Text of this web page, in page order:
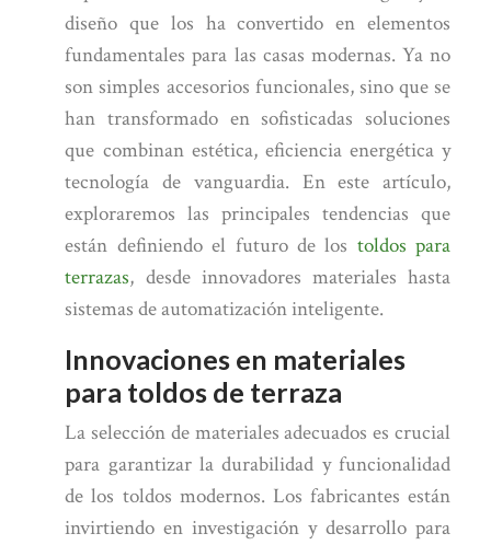
diseño que los ha convertido en elementos
fundamentales para las casas modernas. Ya no
son simples accesorios funcionales, sino que se
han transformado en sofisticadas soluciones
que combinan estética, eficiencia energética y
tecnología de vanguardia. En este artículo,
exploraremos las principales tendencias que
están definiendo el futuro de los toldos para
terrazas, desde innovadores materiales hasta
sistemas de automatización inteligente.
Innovaciones en materiales
para toldos de terraza
La selección de materiales adecuados es crucial
para garantizar la durabilidad y funcionalidad
de los toldos modernos. Los fabricantes están
invirtiendo en investigación y desarrollo para